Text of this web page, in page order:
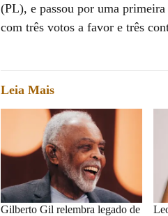
(PL), e passou por uma primeira
com três votos a favor e três
Leia Mais
Gilberto Gil relembra legado de